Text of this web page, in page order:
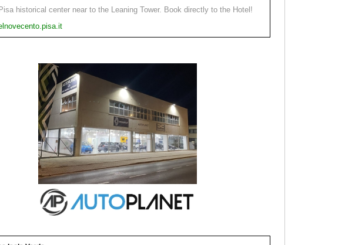
historical center near to the Leaning Tower. Book directly to the Hotel!